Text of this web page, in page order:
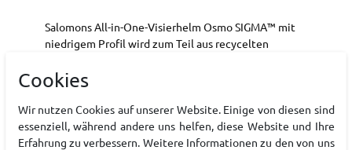
Salomons All-in-One-Visierhelm Osmo SIGMA™ mit
niedrigem Profil wird zum Teil aus recycelten
Schale und die Bänder werden durch ein
mühelos über eine Brille passt. Mit einer Custom
Dial V kann der Sitz des Helmes einfach justiert
werden.
Cookies
Wir nutzen Cookies auf unserer Website. Einige von diesen sind
essenziell, während andere uns helfen, diese Website und Ihre
Erfahrung zu verbessern. Weitere Informationen zu den von uns